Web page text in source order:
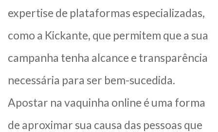
expertise de plataformas especializadas,
como a Kickante, que permitem que a sua
campanha tenha alcance e transparência
necessária para ser bem-sucedida.
Apostar na vaquinha online é uma forma
de aproximar sua causa das pessoas que